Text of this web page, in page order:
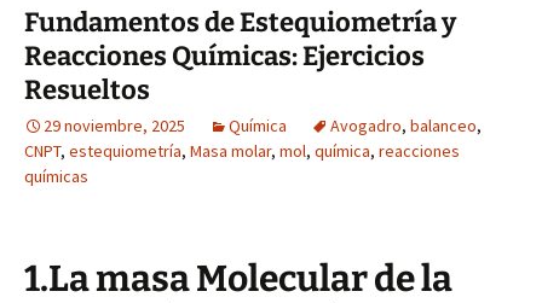
Fundamentos de Estequiometría y
Reacciones Químicas: Ejercicios
Resueltos
29 noviembre, 2025 Química Avogadro, balanceo,
CNPT, estequiometría, Masa molar, mol, química, reacciones
químicas
1.La masa Molecular de la